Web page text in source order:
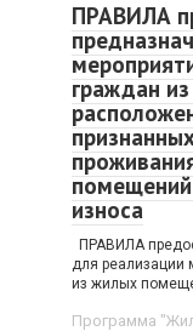
ПРАВИЛА
граждан
износа
ПРАВИЛА
для реализации
из жилых
Программа